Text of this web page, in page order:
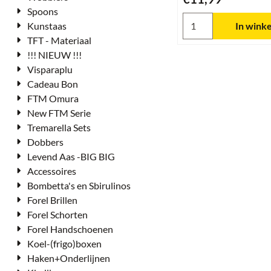
Spoons
Kunstaas
TFT - Materiaal
!!! NIEUW !!!
Visparaplu
Cadeau Bon
FTM Omura
New FTM Serie
Tremarella Sets
Dobbers
Levend Aas -BIG BIG
Accessoires
Bombetta's en Sbirulinos
Forel Brillen
Forel Schorten
Forel Handschoenen
Koel-(frigo)boxen
Haken+Onderlijnen
In